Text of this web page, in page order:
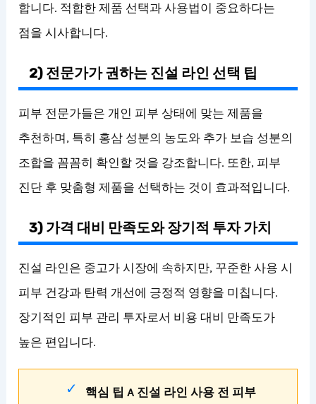
합니다. 적합한 제품 선택과 사용법이 중요하다는
점을 시사합니다.
2) 전문가가 권하는 진설 라인 선택 팁
피부 전문가들은 개인 피부 상태에 맞는 제품을
추천하며, 특히 홍삼 성분의 농도와 추가 보습 성분의
조합을 꼼꼼히 확인할 것을 강조합니다. 또한, 피부
진단 후 맞춤형 제품을 선택하는 것이 효과적입니다.
3) 가격 대비 만족도와 장기적 투자 가치
진설 라인은 중고가 시장에 속하지만, 꾸준한 사용 시
피부 건강과 탄력 개선에 긍정적 영향을 미칩니다.
장기적인 피부 관리 투자로서 비용 대비 만족도가
높은 편입니다.
핵심 팁 A 진설 라인 사용 전 피부